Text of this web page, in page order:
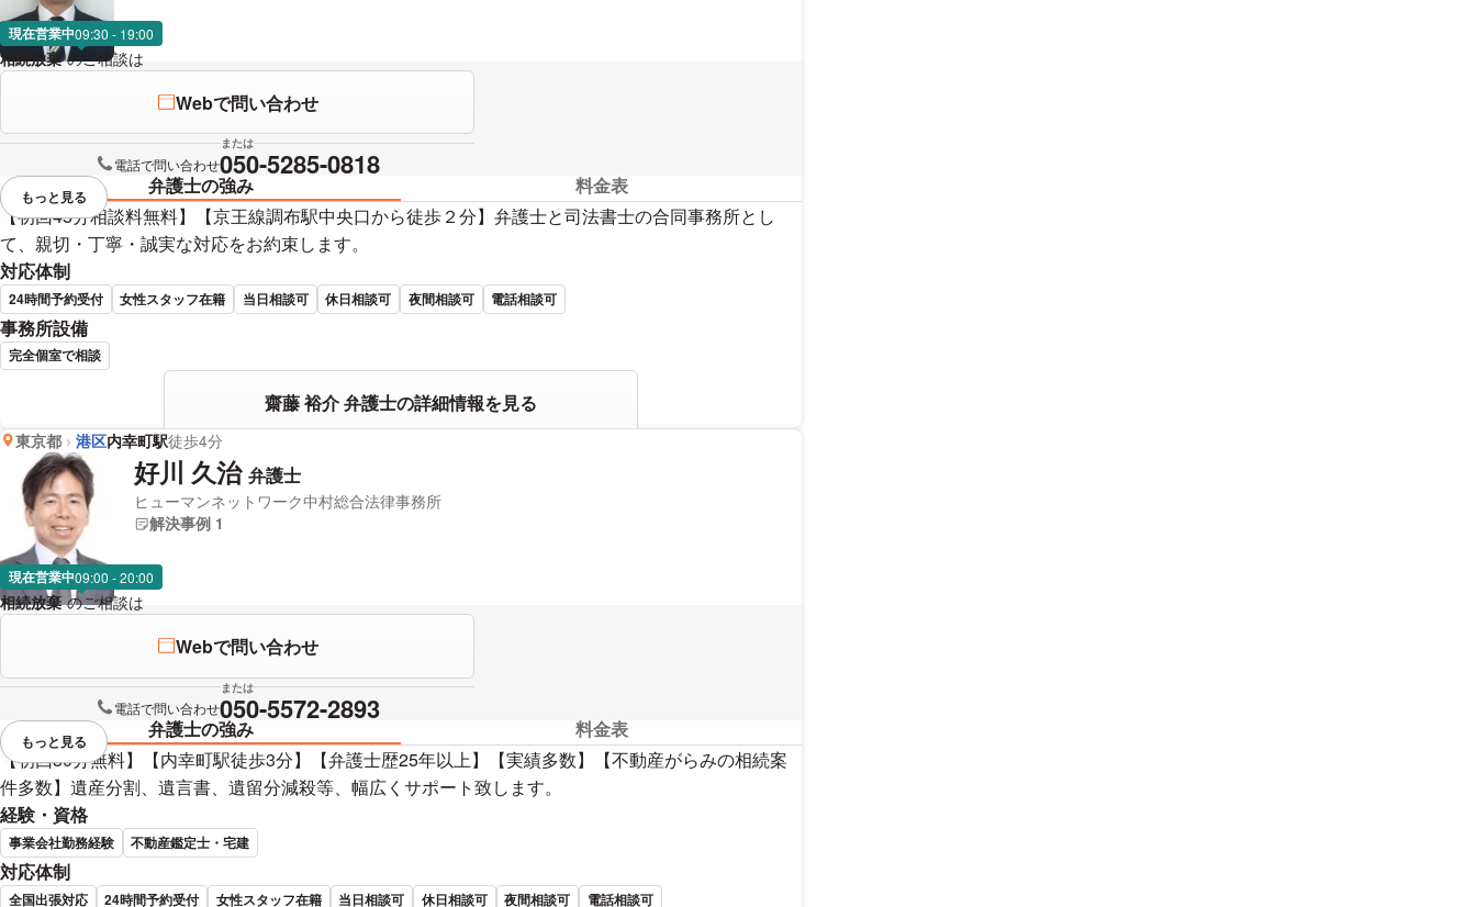
現在営業中09:30 - 19:00
相続放棄 のご相談は
Webで問い合わせ
または
電話で問い合わせ050-5285-0818
弁護士の強み
料金表
【初回45分相談料無料】【京王線調布駅中央口から徒歩２分】弁護士と司法書士の合同事務所とし
て、親切・丁寧・誠実な対応をお約束します。
対応体制
24時間予約受付 女性スタッフ在籍 当日相談可 休日相談可 夜間相談可 電話相談可
事務所設備
完全個室で相談
齋藤 裕介 弁護士の詳細情報を見る
視覚的に省略されている要素を
もっと見る
東京都 港区内幸町駅徒歩4分
好川 久治 弁護士
ヒューマンネットワーク中村総合法律事務所
解決事例 1
現在営業中09:00 - 20:00
相続放棄 のご相談は
Webで問い合わせ
または
電話で問い合わせ050-5572-2893
弁護士の強み
料金表
【初回30分無料】【内幸町駅徒歩3分】【弁護士歴25年以上】【実績多数】【不動産がらみの相続案
件多数】遺産分割、遺言書、遺留分減殺等、幅広くサポート致します。
経験・資格
事業会社勤務経験 不動産鑑定士・宅建
対応体制
全国出張対応 24時間予約受付 女性スタッフ在籍 当日相談可 休日相談可 夜間相談可 電話相談可
視覚的に省略されている要素を
もっと見る